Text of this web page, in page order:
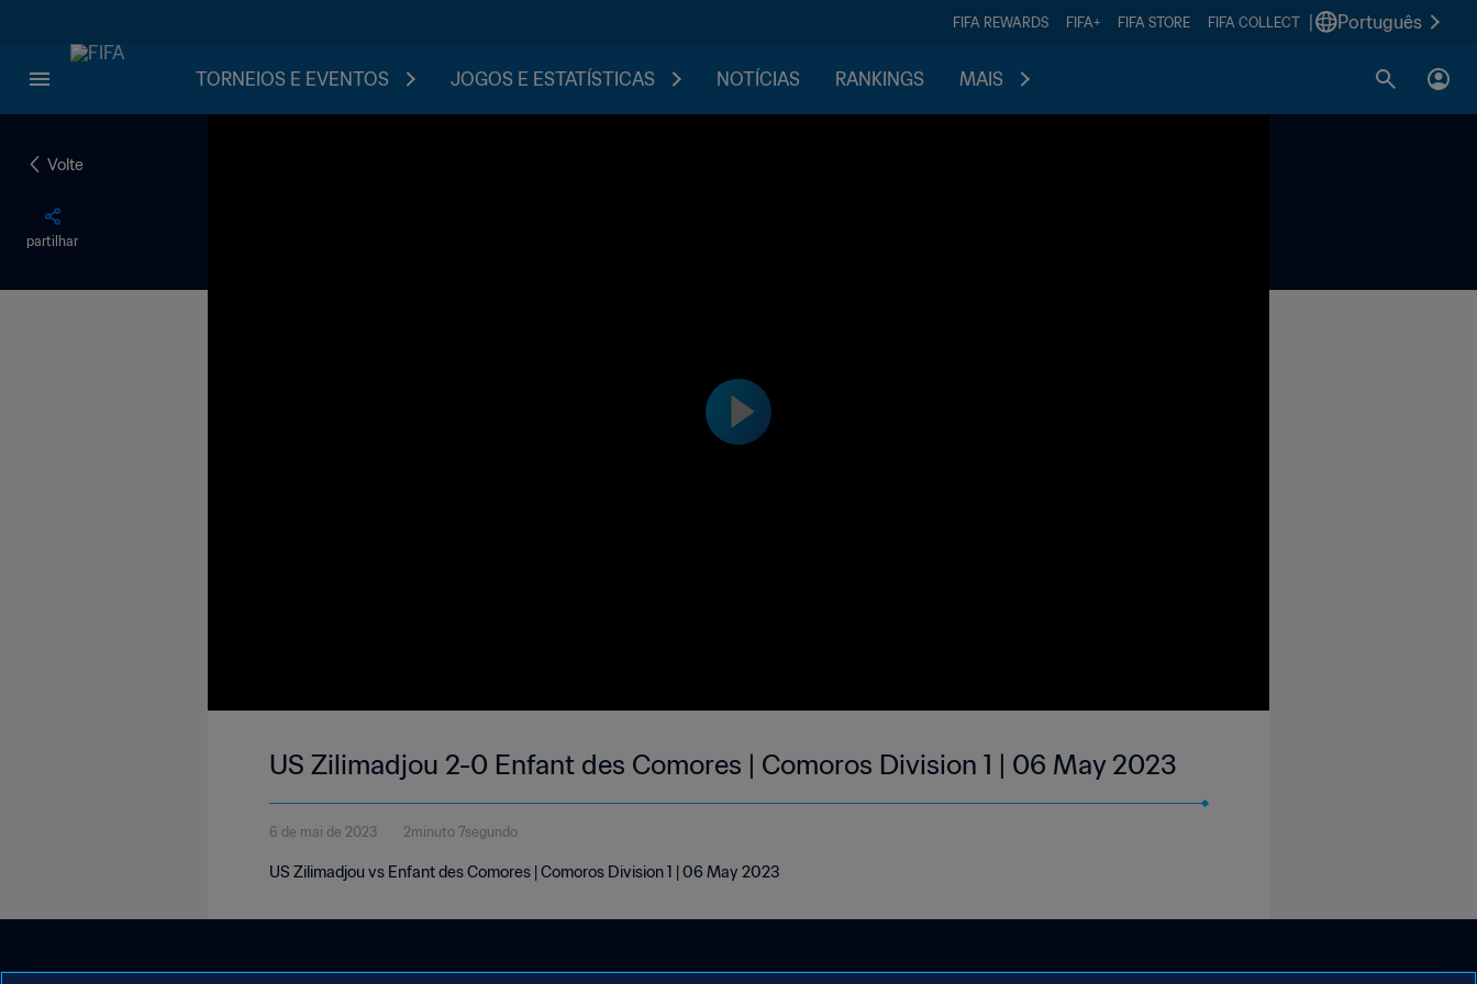
FIFA REWARDS FIFA+ FIFA STORE FIFA COLLECT Português
TORNEIOS E EVENTOS JOGOS E ESTATÍSTICAS NOTÍCIAS RANKINGS MAIS
Volte
partilhar
US Zilimadjou 2-0 Enfant des Comores | Comoros Division 1 | 06 May 2023
6 de mai de 2023 2minuto 7segundo
US Zilimadjou vs Enfant des Comores | Comoros Division 1 | 06 May 2023